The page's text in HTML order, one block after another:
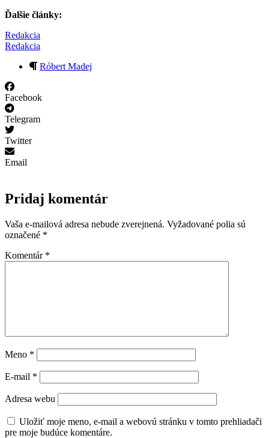
Ďalšie články:
Redakcia
Redakcia
Róbert Madej
Facebook
Telegram
Twitter
Email
Pridaj komentár
Vaša e-mailová adresa nebude zverejnená. Vyžadované polia sú
označené *
Komentár *
Meno *
E-mail *
Adresa webu
Uložiť moje meno, e-mail a webovú stránku v tomto prehliadači
pre moje budúce komentáre.